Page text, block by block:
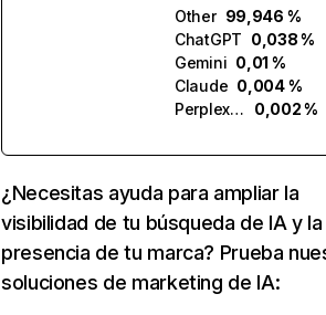
Other 99,946 %
ChatGPT 0,038 %
Gemini 0,01 %
Claude 0,004 %
Perplexity
0,002 %
¿Necesitas ayuda para ampliar la
visibilidad de tu búsqueda de IA y la
presencia de tu marca? Prueba
soluciones de marketing de IA: